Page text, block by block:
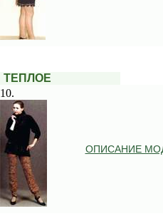
ТЕПЛОЕ
10.
ОПИСАНИЕ